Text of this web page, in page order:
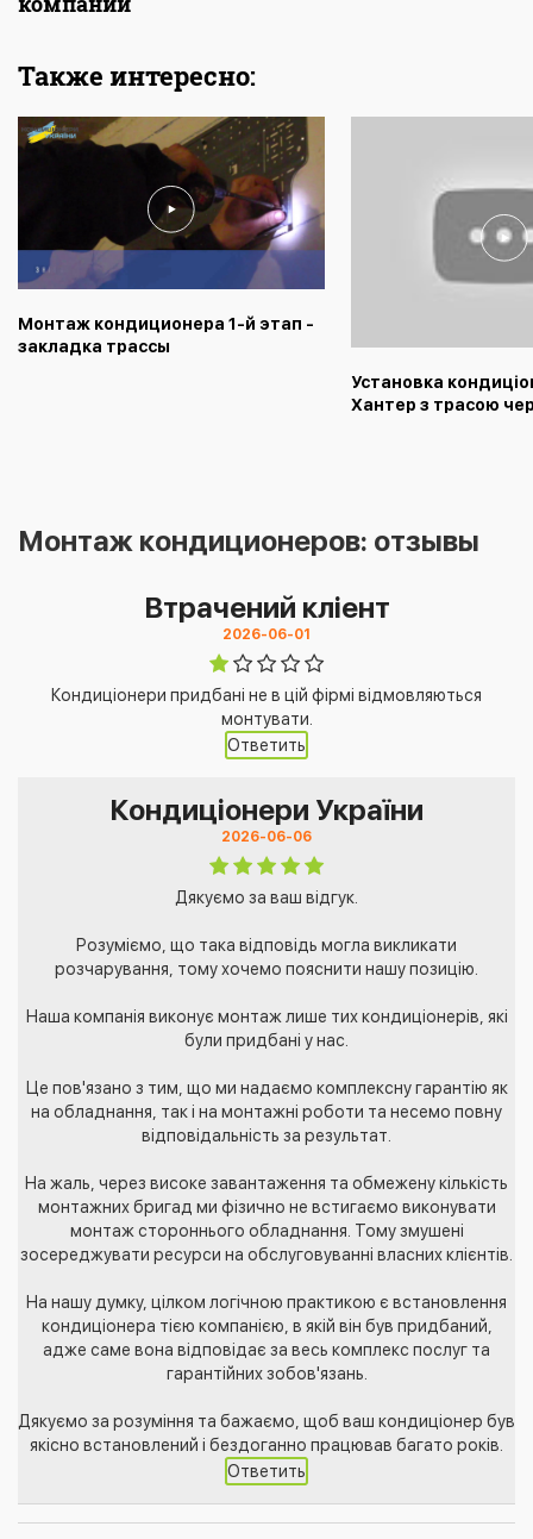
Также интересно:
Монтаж кондиционера 1-й этап -
закладка трассы
Установка
Хантер з трасою
Монтаж кондиционеров: отзывы
Втрачений кліент
2026-06-01
Кондиціонери придбані не в цій фірмі відмовляються
монтувати.
Ответить
Кондиціонери України
2026-06-06
Дякуємо за ваш відгук.
Розуміємо, що така відповідь могла викликати
розчарування, тому хочемо пояснити нашу позицію.
Наша компанія виконує монтаж лише тих кондиціонерів, які
були придбані у нас.
Це пов'язано з тим, що ми надаємо комплексну гарантію як
на обладнання, так і на монтажні роботи та несемо повну
відповідальність за результат.
На жаль, через високе завантаження та обмежену кількість
монтажних бригад ми фізично не встигаємо виконувати
монтаж стороннього обладнання. Тому змушені
зосереджувати ресурси на обслуговуванні власних клієнтів.
На нашу думку, цілком логічною практикою є встановлення
кондиціонера тією компанією, в якій він був придбаний,
адже саме вона відповідає за весь комплекс послуг та
гарантійних зобов'язань.
Дякуємо за розуміння та бажаємо, щоб ваш кондиціонер був
якісно встановлений і бездоганно працював багато років.
Ответить